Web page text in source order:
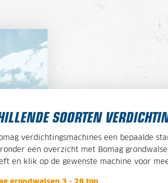
SOORTEN
verdichtingsmachines een bepaalde
een overzicht met Bomag
en klik op de gewenste machine voor